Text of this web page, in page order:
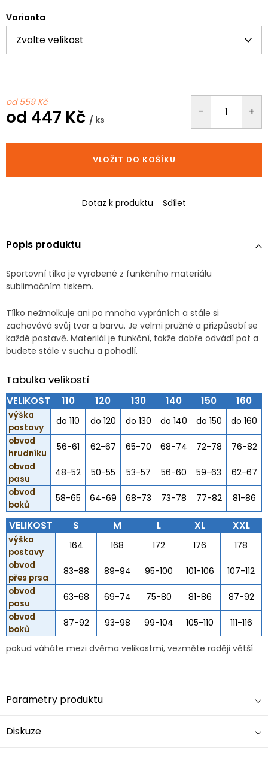
Varianta
od 559 Kč
od 447 Kč / ks
cena:
VLOŽIT DO KOŠÍKU
Dotaz k produktu Sdílet
Popis produktu
Sportovní tílko je vyrobené z funkčního materiálu
sublimačním tiskem.
Tílko nežmolkuje ani po mnoha vypráních a stále si
zachovává svůj tvar a barvu. Je velmi pružné a přizpůsobí se
každé postavě. Materilál je funkční, takže dobře odvádí pot a
budete stále v suchu a pohodlí.
Tabulka velikostí
VELIKOST 110 120 130 140 150 160
výška
postavy
do 110 do 120 do 130 do 140 do 150
do 160
obvod
hrudníku
56-61 62-67 65-70 68-74 72-78
76-82
obvod
pasu
48-52 50-55 53-57 56-60 59-63
62-67
obvod
boků
58-65 64-69 68-73 73-78 77-82 81-86
VELIKOST S M L XL XXL
výška
postavy
164 168 172 176
178
obvod
přes prsa
83-88 89-94 95-100 101-106
107-112
obvod
pasu
63-68 69-74 75-80 81-86
87-92
obvod
boků
87-92 93-98 99-104 105-110 111-116
pokud váháte mezi dvěma velikostmi, vezměte raději větší
Parametry produktu
Diskuze